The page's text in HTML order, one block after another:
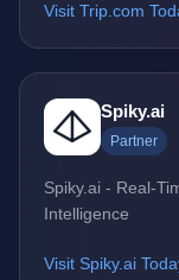
Visit Trip.com
Spiky.ai
Partner
Spiky.ai - Real-
Intelligence
Visit Spiky.ai